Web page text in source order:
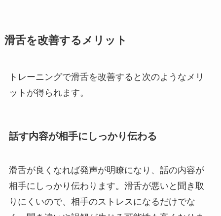
滑舌を改善するメリット
トレーニングで滑舌を改善すると次のようなメリ
ットが得られます。
話す内容が相手にしっかり伝わる
滑舌が良くなれば発声が明瞭になり、話の内容が
相手にしっかり伝わります。滑舌が悪いと聞き取
りにくいので、相手のストレスになるだけでな